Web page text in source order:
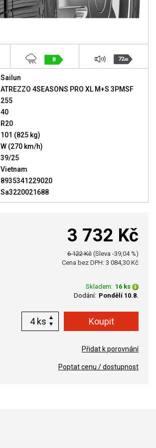
B 72dB
Sailun
ATREZZO 4SEASONS PRO XL M+S 3PMSF
255
40
R20
101 (825 kg)
W (270 km/h)
39/25
Vietnam
8935341229020
Sa3220021688
3 732 Kč
6 122 Kč (Sleva -39,04 %)
Cena bez DPH: 3 084,30 Kč
Skladem: 16 ks
Dodání: Pondělí 10.8.
ks
Přidat k porovnání
Poptat cenu / dostupnost